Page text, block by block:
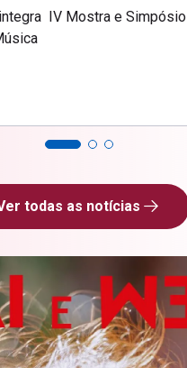
IV Mostra e Simpósio
todas as notícias